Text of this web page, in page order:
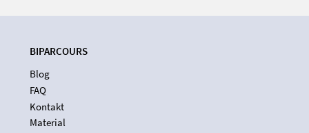
BIPARCOURS
Blog
FAQ
Kontakt
Material